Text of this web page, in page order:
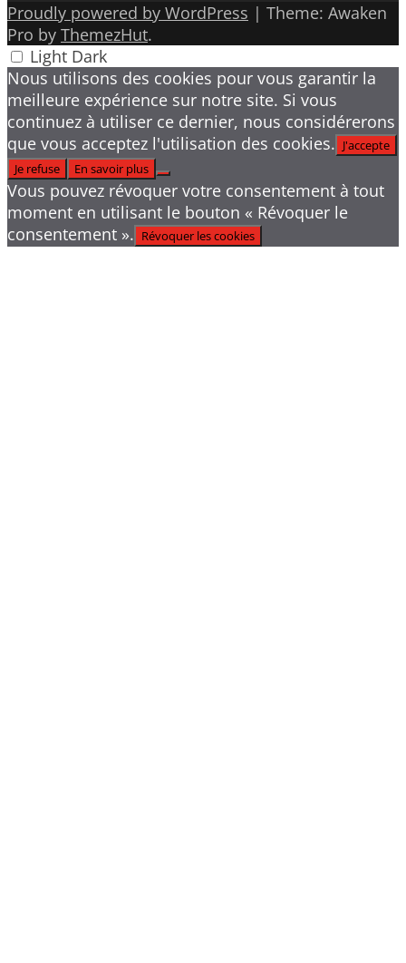
Proudly powered by WordPress | Theme: Awaken
Pro by ThemezHut.
Light Dark
Nous utilisons des cookies pour vous garantir la
meilleure expérience sur notre site. Si vous
continuez à utiliser ce dernier, nous considérerons
que vous acceptez l'utilisation des cookies. J'accepte
Je refuse
En savoir plus
Vous pouvez révoquer votre consentement à tout
moment en utilisant le bouton « Révoquer le
consentement ». Révoquer les cookies